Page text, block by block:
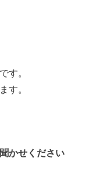
す。
す。
かせください